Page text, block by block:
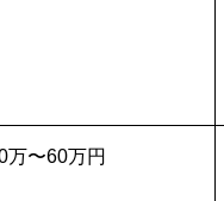
万〜60万円